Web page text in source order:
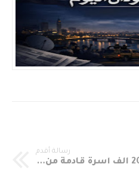
رسالة أقدم
بلدية القضارف تستقبل 20 الف أسرة قادمة من الخرطوم